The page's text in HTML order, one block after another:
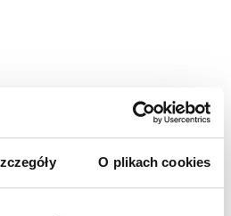
O plikach cookies